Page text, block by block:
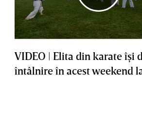
VIDEO | Elita din karate îşi
întâlnire în acest weekend